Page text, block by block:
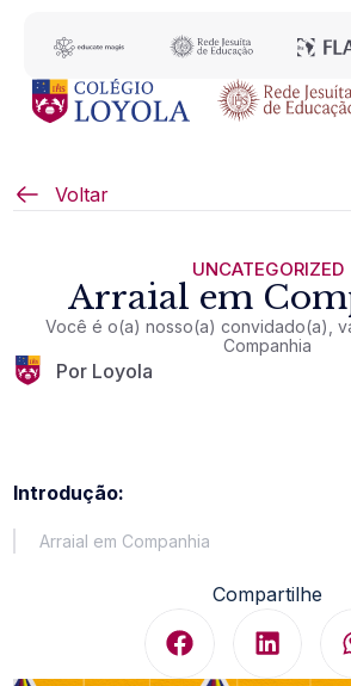
Voltar
UNCATEGORIZED
Arraial em
Você é o(a) nosso(a) convidado(a),
Companhia
Por Loyola
Introdução:
Arraial em Companhia
Compartilhe